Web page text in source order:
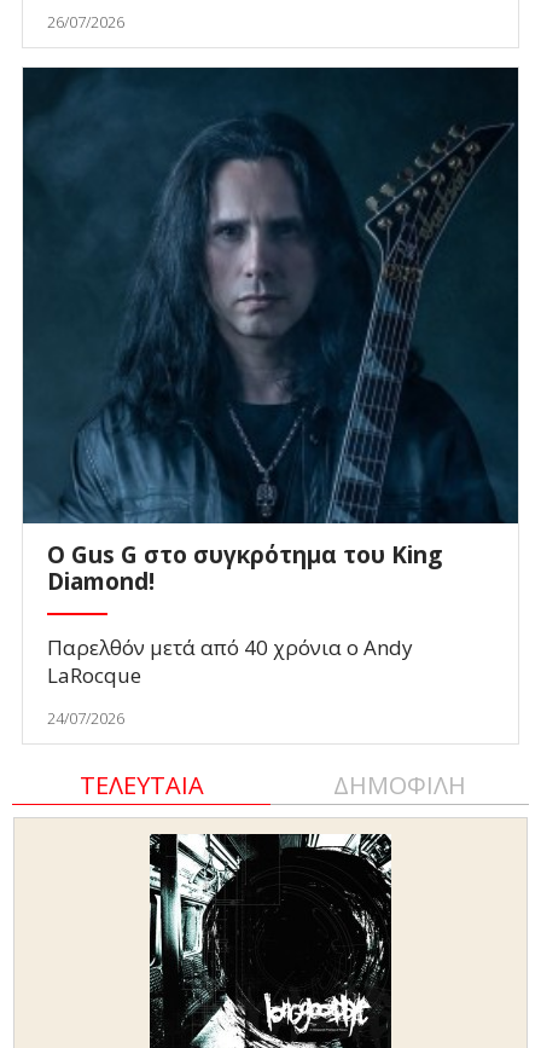
26/07/2026
O Gus G στο συγκρότημα του King
Diamond!
Παρελθόν μετά από 40 χρόνια ο Andy
LaRocque
24/07/2026
ΤΕΛΕΥΤΑΙΑ ΔΗΜΟΦΙΛΗ